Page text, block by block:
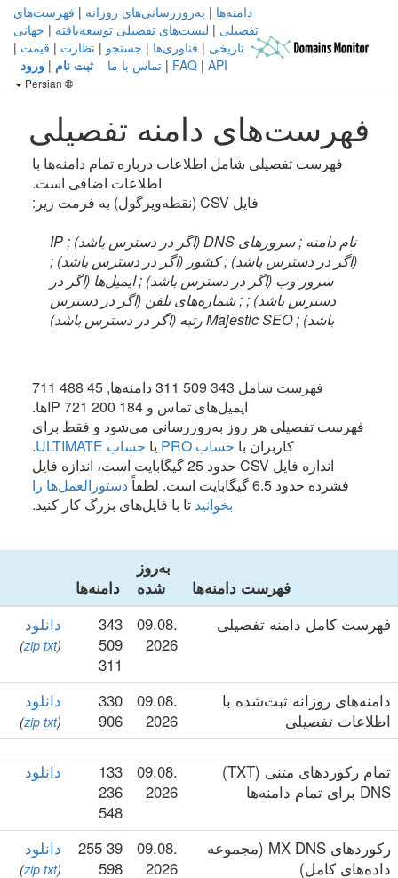
دامنه‌ها | به‌روزرسانی‌های روزانه | فهرست‌های
تفصیلی | لیست‌های تفصیلی توسعه‌یافته | جهانی
تاریخی | فناوری‌ها | جستجو | نظارت | قیمت |
FAQ | API
| تماس با ما ثبت نام | ورود
فهرست‌های دامنه تفصیلی
فهرست تفصیلی شامل اطلاعات درباره تمام دامنه‌ها با
اطلاعات اضافی است.
فایل CSV (نقطه‌ویرگول) به فرمت زیر:
نام دامنه ; سرورهای DNS (اگر در دسترس باشد) ; IP
(اگر در دسترس باشد) ; کشور (اگر در دسترس باشد) ;
سرور وب (اگر در دسترس باشد) ; ایمیل‌ها (اگر در
دسترس باشد) ; ; شماره‌های تلفن (اگر در دسترس
باشد) ; Majestic SEO رتبه (اگر در دسترس باشد)
فهرست شامل 343 509 311 دامنه‌ها, 45 488 711
ایمیل‌های تماس و 184 200 721 IPها.
فهرست تفصیلی هر روز به‌روزرسانی می‌شود و فقط برای
کاربران با حساب PRO یا حساب ULTIMATE
.
اندازه فایل CSV حدود 25 گیگابایت است، اندازه فایل
فشرده حدود 6.5 گیگابایت است. لطفاً
دستورالعمل‌ها را
بخوانید تا با فایل‌های بزرگ کار کنید.
فهرست دامنه‌ها
به‌روز
شده
دامنه‌ها
فهرست کامل دامنه تفصیلی
09.08.
2026
343
509
311
دانلود
(
zip txt
)
دامنه‌های روزانه ثبت‌شده با
اطلاعات تفصیلی
09.08.
2026
330
906
دانلود
(
zip txt
)
تمام رکوردهای متنی (TXT)
DNS برای تمام دامنه‌ها
09.08.
2026
133
236
548
دانلود
رکوردهای MX DNS (مجموعه
داده‌های کامل)
09.08.
2026
39 255
598
دانلود
(
zip txt
)